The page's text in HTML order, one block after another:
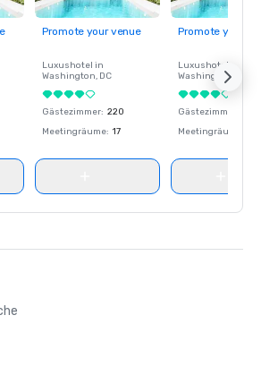
Promote your venue
Luxushotel in
Washington, DC
Gästezimmer: 220
Meetingräume: 17
Promote your
Luxushotel in
Washington
Gästezimmer
Meetingräume